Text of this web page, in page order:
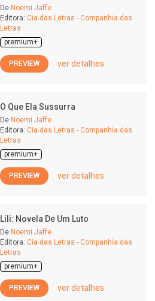
De Noemi Jaffe
Editora: Cia das Letras - Companhia das
Letras
premium+
PREVIEW ver detalhes
O Que Ela Sussurra
De Noemi Jaffe
Editora: Cia das Letras - Companhia das
Letras
premium+
PREVIEW ver detalhes
Lili: Novela De Um Luto
De Noemi Jaffe
Editora: Cia das Letras - Companhia das
Letras
premium+
PREVIEW ver detalhes